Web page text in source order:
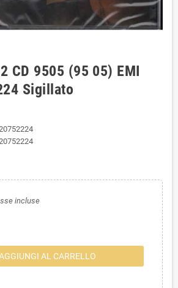
CD 9505 (95 05) EMI
Sigillato
incluse
AL CARRELLO